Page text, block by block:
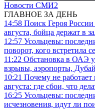
Новости СМИ2
ГЛАВНОЕ ЗА ДЕНЬ
14:58 Поиск Героя
августа, бойца держат в
12:57 Усольцевы:
поворот, кого встретила
11:22 Обстановка в ОАЭ
взрывы, аэропорты, Дубай
10:21 Почему не
августа: где сбои, что
16:25 Усольцевы:
исчезновения, идут ли